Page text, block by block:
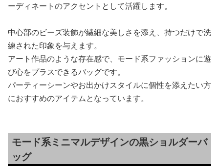
ーディネートのアクセントとして活躍します。
中心部のビーズ装飾が繊細な美しさを添え、持つだけで洗
練された印象を与えます。
アート作品のような存在感で、モード系ファッションに遊
び心をプラスできるバッグです。
パーティーシーンやお出かけスタイルに個性を添えたい方
におすすめのアイテムとなっています。
モード系ミニマルデザインの黒ショルダーバ
ッグ